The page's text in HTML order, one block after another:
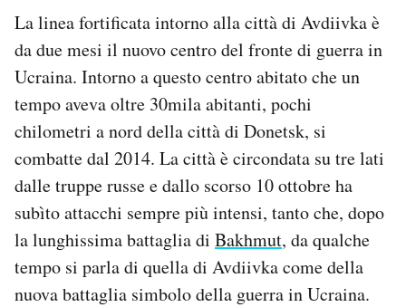
AREA PERSONALE
Notifiche mobile
Regala il Post
Hai bisogno di aiuto?
Esci
La linea fortificata intorno alla città di Avdiivka è
da due mesi il nuovo centro del fronte di guerra in
Ucraina. Intorno a questo centro abitato che un
tempo aveva oltre 30mila abitanti, pochi
chilometri a nord della città di Donetsk, si
combatte dal 2014. La città è circondata su tre lati
dalle truppe russe e dallo scorso 10 ottobre ha
subìto attacchi sempre più intensi, tanto che, dopo
la lunghissima battaglia di Bakhmut, da qualche
tempo si parla di quella di Avdiivka come della
nuova battaglia simbolo della guerra in Ucraina.